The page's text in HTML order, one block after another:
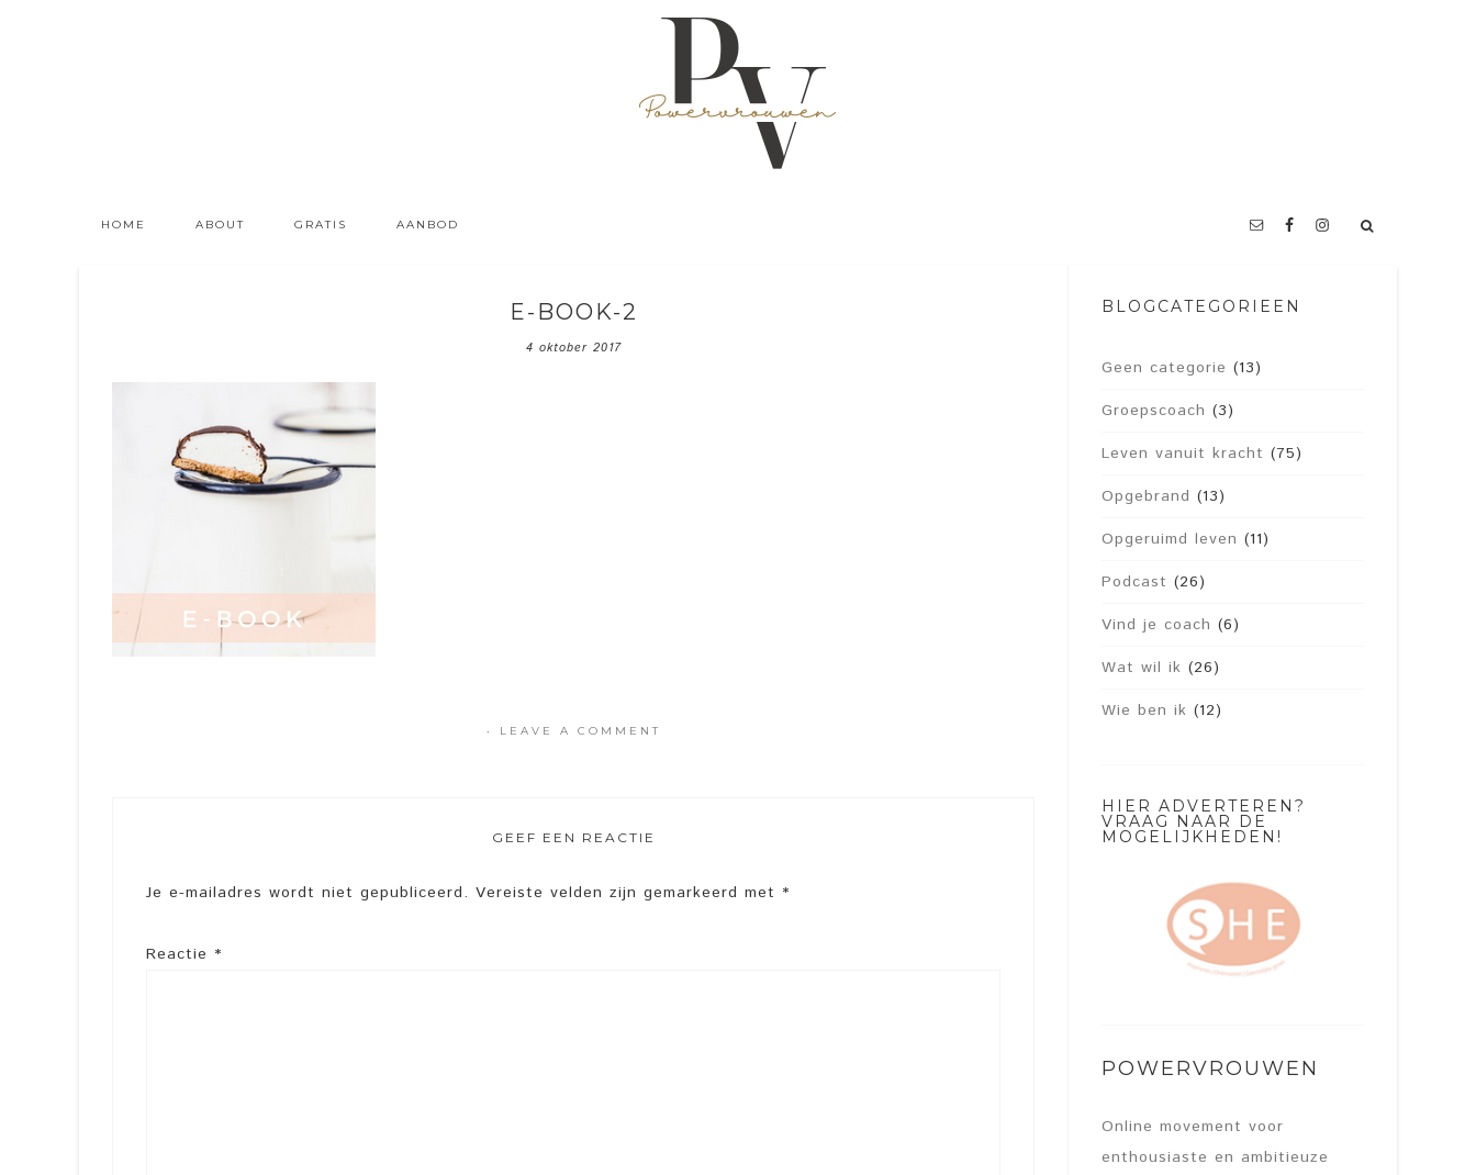
HOME ABOUT GRATIS AANBOD
E-BOOK-2
4 oktober 2017
· LEAVE A COMMENT
GEEF EEN REACTIE
Je e-mailadres wordt niet gepubliceerd. Vereiste velden zijn gemarkeerd met *
Reactie *
BLOGCATEGORIEËN
Geen categorie (13)
Groepscoach (3)
Leven vanuit kracht (75)
Opgebrand (13)
Opgeruimd leven (11)
Podcast (26)
Vind je coach (6)
Wat wil ik (26)
Wie ben ik (12)
HIER ADVERTEREN?
VRAAG NAAR DE
MOGELIJKHEDEN!
POWERVROUWEN
Online movement voor
enthousiaste en ambitieuze